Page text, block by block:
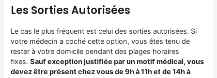
Les Sorties Autorisées
Le cas le plus fréquent est celui des sorties autorisées. Si
votre médecin a coché cette option, vous êtes tenu de
rester à votre domicile pendant des plages horaires
fixes.Sauf exception justifiée par un motif médical, vous
devez être présent chez vous de 9h à 11h et de 14h à